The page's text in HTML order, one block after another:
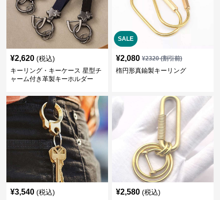
¥2,620 (税込)
キーリング・キーケース 星型チ
ャーム付き革製キーホルダー
SALE
¥2,080 ¥2320(割引前)
楕円形真鍮製キーリング
¥3,540 (税込) ¥2,580 (税込)